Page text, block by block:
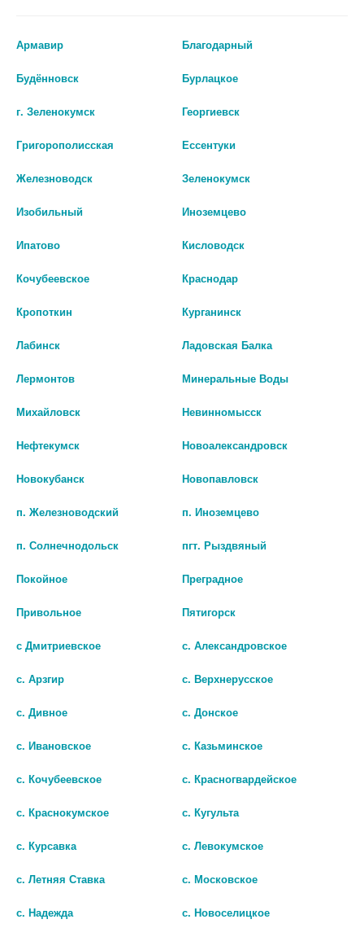
ПРИЕМА ВНУТРЬ ФЛ.
В КОРЗИНУ
2 239 руб.
АЛЗЕПИЛ 10МГ. №56 ТАБ. П/П/О
6 689 руб.
шт
В КОРЗИНУ
ЭКСЕЛОН 1,5МГ. №28 КАПС.
716 руб.
В КОРЗИНУ
ТРАНСДЕРМ.ТЕРАПЕВТ.СИСТЕМА
Армавир Благодарный
Будённовск Бурлацкое
г. Зеленокумск Георгиевск
Григорополисская Ессентуки
Железноводск Зеленокумск
Изобильный Иноземцево
Ипатово Кисловодск
Кочубеевское Краснодар
Кропоткин Курганинск
Лабинск Ладовская Балка
Лермонтов Минеральные Воды
Михайловск Невинномысск
Нефтекумск Новоалександровск
Новокубанск Новопавловск
п. Железноводский п. Иноземцево
п. Солнечнодольск пгт. Рыздвяный
Покойное Преградное
Привольное Пятигорск
с Дмитриевское с. Александровское
с. Арзгир с. Верхнерусское
с. Дивное с. Донское
с. Ивановское с. Казьминское
с. Кочубеевское с. Красногвардейское
с. Краснокумское с. Кугульта
с. Курсавка с. Левокумское
с. Летняя Ставка с. Московское
с. Надежда с. Новоселицкое